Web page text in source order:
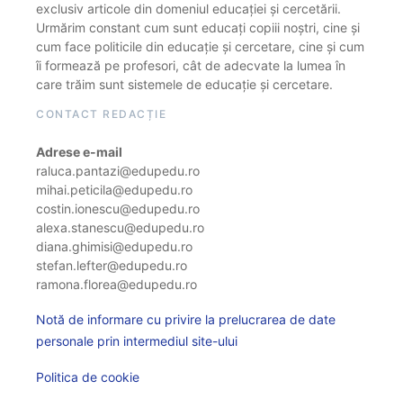
exclusiv articole din domeniul educației și cercetării.
Urmărim constant cum sunt educați copiii noștri, cine și
cum face politicile din educație și cercetare, cine și cum
îi formează pe profesori, cât de adecvate la lumea în
care trăim sunt sistemele de educație și cercetare.
CONTACT REDACȚIE
Adrese e-mail
raluca.pantazi@edupedu.ro
mihai.peticila@edupedu.ro
costin.ionescu@edupedu.ro
alexa.stanescu@edupedu.ro
diana.ghimisi@edupedu.ro
stefan.lefter@edupedu.ro
ramona.florea@edupedu.ro
Notă de informare cu privire la prelucrarea de date
personale prin intermediul site-ului
Politica de cookie